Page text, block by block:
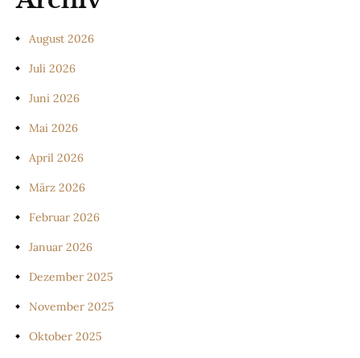
August 2026
Juli 2026
Juni 2026
Mai 2026
April 2026
März 2026
Februar 2026
Januar 2026
Dezember 2025
November 2025
Oktober 2025